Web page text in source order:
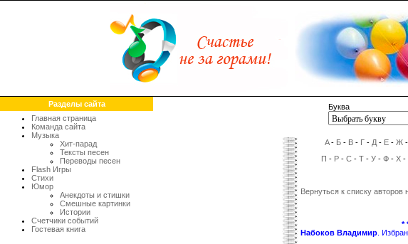
Разделы сайта
Главная страница
Команда сайта
Музыка
Хит-парад
Тексты песен
Переводы песен
Flash Игры
Стихи
Юмор
Анекдоты и стишки
Смешные картинки
Истории
Счетчики событий
Гостевая книга
Буква
A- Б- В- Г- Д- Е- Ж-
П - Р- С- Т- У- Ф- Х-
Вернуться к списку авторов
*
Набоков Владимир .